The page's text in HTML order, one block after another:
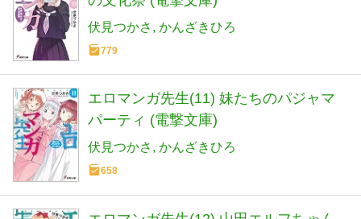
伏見つかさ かんざきひろ
779
エロマンガ先生(11) 妹たちのパジャマ
パーティ (電撃文庫)
伏見つかさ かんざきひろ
658